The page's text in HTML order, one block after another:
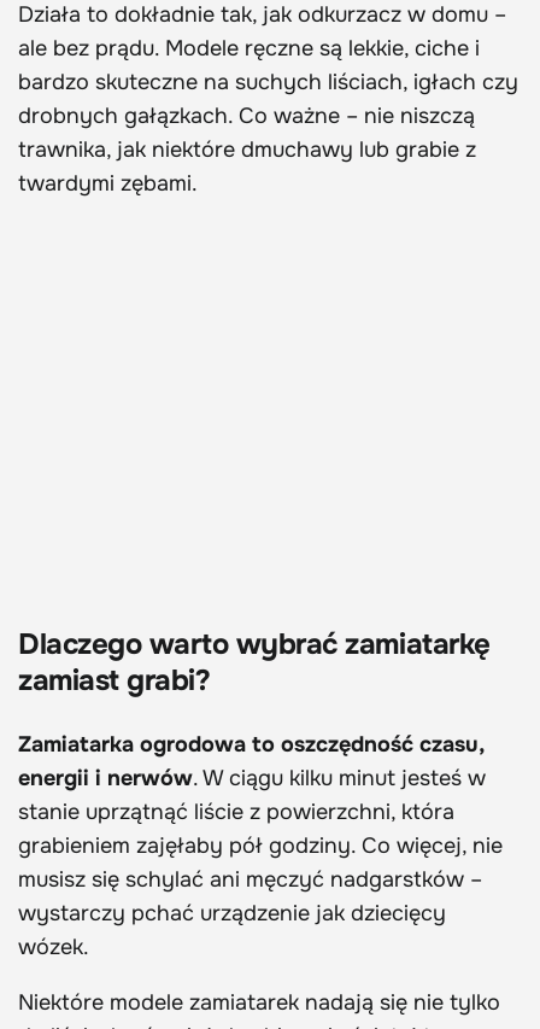
Działa to dokładnie tak, jak odkurzacz w domu –
ale bez prądu. Modele ręczne są lekkie, ciche i
bardzo skuteczne na suchych liściach, igłach czy
drobnych gałązkach. Co ważne – nie niszczą
trawnika, jak niektóre dmuchawy lub grabie z
twardymi zębami.
Dlaczego warto wybrać zamiatarkę
zamiast grabi?
Zamiatarka ogrodowa to oszczędność czasu,
energii i nerwów. W ciągu kilku minut jesteś w
stanie uprzątnąć liście z powierzchni, która
grabieniem zajęłaby pół godziny. Co więcej, nie
musisz się schylać ani męczyć nadgarstków –
wystarczy pchać urządzenie jak dziecięcy
wózek.
Niektóre modele zamiatarek nadają się nie tylko